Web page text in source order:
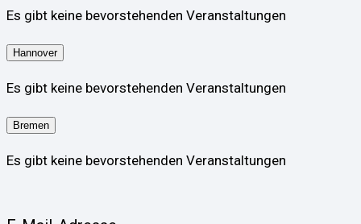
Es gibt keine bevorstehenden Veranstaltungen
Hannover
Es gibt keine bevorstehenden Veranstaltungen
Bremen
Es gibt keine bevorstehenden Veranstaltungen